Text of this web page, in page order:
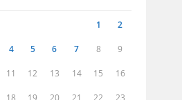
1 2
4 5 6 7 8 9
11 12 13 14 15 16
18 19 20 21 22 23